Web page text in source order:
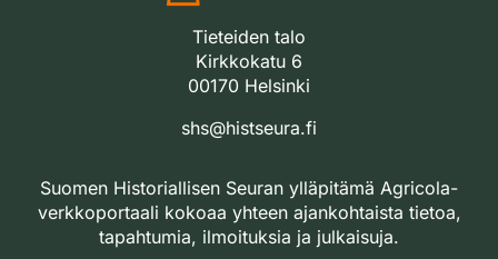
Tieteiden talo
Kirkkokatu 6
00170 Helsinki
shs@histseura.fi
Suomen Historiallisen Seuran ylläpitämä Agricola-
verkkoportaali kokoaa yhteen ajankohtaista tietoa,
tapahtumia, ilmoituksia ja julkaisuja.